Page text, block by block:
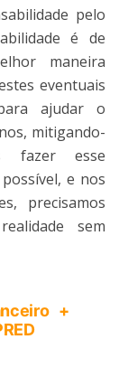
pelo
é de
maneira
eventuais
ajudar o
mitigando-
fazer esse
e nos
precisamos
sem
+